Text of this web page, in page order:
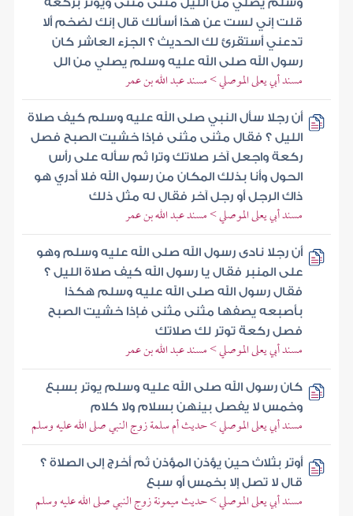
وسلم يصلي من الليل مثنى مثنى ويوتر بركعة
قلت إني لست عن هذا أسألك قال إنك لضخم ألا
تدعني أستقرئ لك الحديث ؟ الجزء العاشر كان
رسول الله صلى الله عليه وسلم يصلي من الل
مسند أبي يعلى الموصلي > مسند عبد الله بن عمر
أن رجلا سأل النبي صلى الله عليه وسلم كيف صلاة
الليل ؟ فقال مثنى مثنى فإذا خشيت الصبح فصل
ركعة واجعل آخر صلاتك وترا ثم سأله على رأس
الحول وأنا بذلك المكان من رسول الله فلا أدري هو
ذاك الرجل أو رجل آخر فقال له مثل ذلك
مسند أبي يعلى الموصلي > مسند عبد الله بن عمر
أن رجلا نادى رسول الله صلى الله عليه وسلم وهو
على المنبر فقال يا رسول الله كيف صلاة الليل ؟
فقال رسول الله صلى الله عليه وسلم هكذا
بأصبعه يصفها مثنى مثنى فإذا خشيت الصبح
فصل ركعة توتر لك صلاتك
مسند أبي يعلى الموصلي > مسند عبد الله بن عمر
كان رسول الله صلى الله عليه وسلم يوتر بسبع
وخمس لا يفصل بينهن بسلام ولا كلام
مسند أبي يعلى الموصلي > حديث أم سلمة زوج النبي صلى الله عليه وسلم
أوتر بثلاث حين يؤذن المؤذن ثم أخرج إلى الصلاة ؟
قال لا تصل إلا بخمس أو سبع
مسند أبي يعلى الموصلي > حديث ميمونة زوج النبي صلى الله عليه وسلم